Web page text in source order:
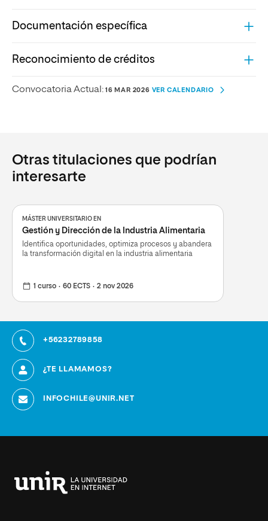
Documentación específica
Reconocimiento de créditos
Convocatoria Actual: 16 MAR 2026 VER CALENDARIO
Otras titulaciones que podrían
interesarte
MÁSTER UNIVERSITARIO EN
Gestión y Dirección de la Industria Alimentaria
Identifica oportunidades, optimiza procesos y abandera
la transformación digital en la industria alimentaria
1 curso 60 ECTS 2 nov 2026
+56232789858
¿TE LLAMAMOS?
INFOCHILE@UNIR.NET